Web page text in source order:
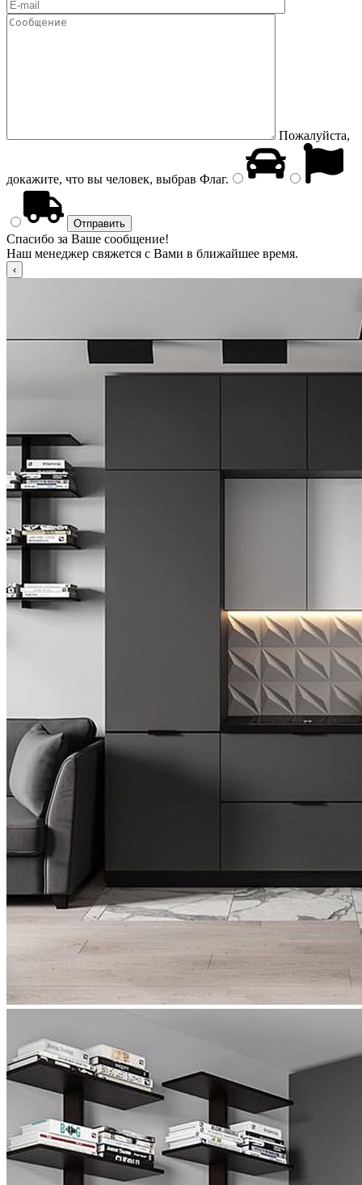
Пожалуйста,
докажите, что вы человек, выбрав Флаг.
Спасибо за Ваше сообщение!
Наш менеджер свяжется с Вами в ближайшее время.